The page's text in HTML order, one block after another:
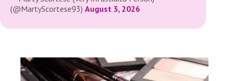
(@MartyScortese93) August 3, 2026